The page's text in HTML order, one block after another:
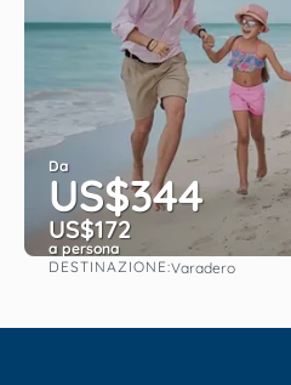
Da
US$344
US$172
a persona
DESTINAZIONE:Varadero